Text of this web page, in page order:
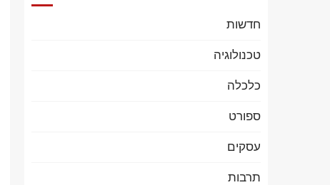
חדשות
טכנולוגיה
כלכלה
ספורט
עסקים
תרבות